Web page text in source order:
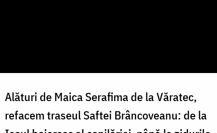
Alături de Maica Serafima de la Văratec,
refacem traseul Saftei Brâncoveanu: de la